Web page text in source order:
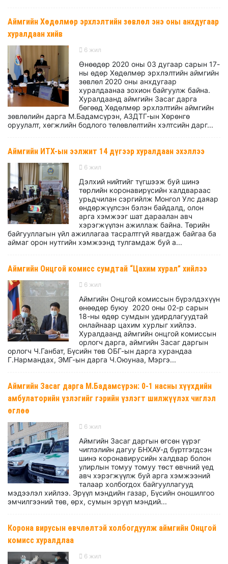
Аймгийн Хөдөлмөр эрхлэлтийн зөвлөл энэ оны анхдугаар
хуралдаан хийв
6 жил
Өнөөдөр 2020 оны 03 дугаар сарын 17-
ны өдөр Хөдөлмөр эрхлэлтийн аймгийн
зөвлөл 2020 оны анхдугаар
хуралдаанаа зохион байгуулж байна.
Хуралдаанд аймгийн Засаг дарга
бөгөөд Хөдөлмөр эрхлэлтийн аймгийн
зөвлөлийн дарга М.Бадамсүрэн, АЗДТГ-ын Хөрөнгө
оруулалт, хөгжлийн бодлого төлөвлөлтийн хэлтсийн дарг...
Аймгийн ИТХ-ын ээлжит 14 дүгээр хуралдаан эхэллээ
6 жил
Дэлхий нийтийг түгшээж буй шинэ
төрлийн коронавирүсийн халдвараас
урьдчилан сэргийлж Монгол Улс даяар
өндөржүүлсэн бэлэн байдалд, олон
арга хэмжээг шат дараалан авч
хэрэгжүүлэн ажиллаж байна. Төрийн
байгууллагын үйл ажиллагаа тасралтгүй явагдаж байгаа ба
аймаг орон нутгийн хэмжээнд тулгамдаж буй а...
Аймгийн Онцгой комисс сумдтай “Цахим хурал” хийлээ
6 жил
Аймгийн Онцгой комиссын бүрэлдэхүүн
өнөөдөр буюу 2020 оны 02-р сарын
18-ны өдөр сумдын удирдлагуудтай
онлайнаар цахим хурлыг хийлээ.
Хуралдаанд аймгийн онцгой комиссын
орлогч дарга, аймгийн Засаг даргын
орлогч Ч.Ганбат, Бүсийн төв ОБГ-ын дарга хурандаа
Г.Нармандах, ЭМГ-ын дарга Ч.Оюунаа, Мэргэ...
Аймгийн Засаг дарга М.Бадамсүрэн: 0-1 насны хүүхдийн
амбулаторийн үзлэгийг гэрийн үзлэгт шилжүүлэх чиглэл
өглөө
6 жил
Аймгийн Засаг даргын өгсөн үүрэг
чиглэлийн дагуу БНХАУ-д бүртгэгдсэн
шинэ коронавирусийн халдвар болон
улирлын томуу томуу төст өвчний үед
авч хэрэгжүүлж буй арга хэмжээний
талаар холбогдох байгууллагууд
мэдээлэл хийлээ. Эрүүл мэндийн газар, Бүсийн оношилгоо
эмчилгээний төв, өрх, сумын эрүүл мэндий...
Корона вирусын өвчлөлтэй холбогдуулж аймгийн Онцгой
комисс хуралдлаа
6 жил